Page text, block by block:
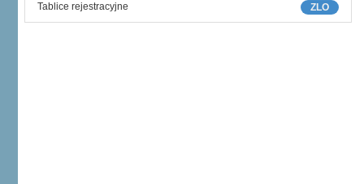
ZLO
Tablice rejestracyjne